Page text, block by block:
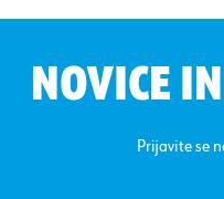
NOVICE
Prijavite se